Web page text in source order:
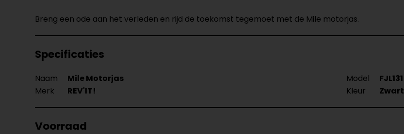
Breng een ode aan het verleden en rijd de toekomst tegemoet met de Mile motorjas.
Specificaties
Naam Mile Motorjas Model
FJL131
Merk
REV'IT! Kleur Zwart
Voorraad